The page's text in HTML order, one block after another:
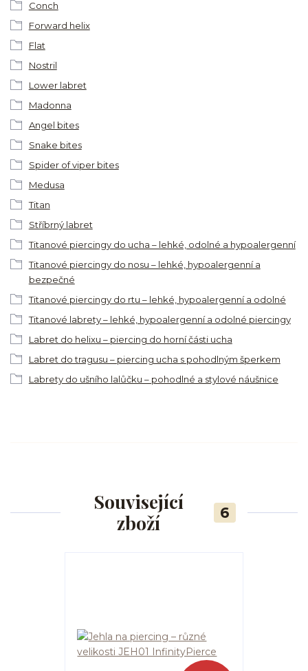
Conch
Forward helix
Flat
Nostril
Lower labret
Madonna
Angel bites
Snake bites
Spider of viper bites
Medusa
Titan
Stříbrný labret
Titanové piercingy do ucha – lehké, odolné a hypoalergenní
Titanové piercingy do nosu – lehké, hypoalergenní a
bezpečné
Titanové piercingy do rtu – lehké, hypoalergenní a odolné
Titanové labrety – lehké, hypoalergenní a odolné piercingy
Labret do helixu – piercing do horní části ucha
Labret do tragusu – piercing ucha s pohodlným šperkem
Labrety do ušního lalůčku – pohodlné a stylové náušnice
Související
zboží
6